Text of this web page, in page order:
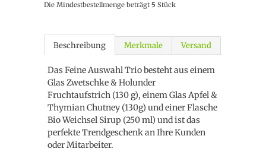
Die Mindestbestellmenge beträgt 5 Stück
Beschreibung Merkmale Versand
Das Feine Auswahl Trio besteht aus einem
Glas Zwetschke & Holunder
Fruchtaufstrich (130 g), einem Glas Apfel &
Thymian Chutney (130g) und einer Flasche
Bio Weichsel Sirup (250 ml) und ist das
perfekte Trendgeschenk an Ihre Kunden
oder Mitarbeiter.